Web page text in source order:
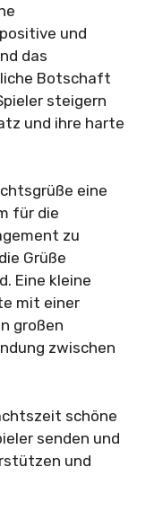
und
das
Botschaft
steigern
und ihre harte
eine
für die
zu
Grüße
Eine kleine
mit einer
großen
zwischen
schöne
senden und
und